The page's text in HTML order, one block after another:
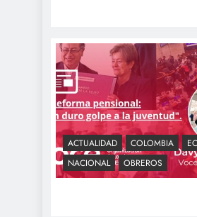
ACTUALIDAD COLOMBIA
NACIONAL
OBREROS